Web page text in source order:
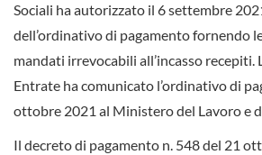
Sociali ha autorizzato il 6 settembre
dell’ordinativo di pagamento fornendo
mandati irrevocabili all’incasso recepiti.
Entrate ha comunicato l’ordinativo di
ottobre 2021 al Ministero del Lavoro e
Il decreto di pagamento n. 548 del 21